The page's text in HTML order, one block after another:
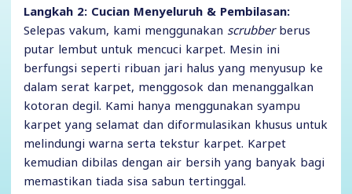
Langkah 2: Cucian Menyeluruh & Pembilasan:
Selepas vakum, kami menggunakan scrubberberus
putar lembut untuk mencuci karpet. Mesin ini
berfungsi seperti ribuan jari halus yang menyusup ke
dalam serat karpet, menggosok dan menanggalkan
kotoran degil. Kami hanya menggunakan syampu
karpet yang selamat dan diformulasikan khusus untuk
melindungi warna serta tekstur karpet. Karpet
kemudian dibilas dengan air bersih yang banyak bagi
memastikan tiada sisa sabun tertinggal.